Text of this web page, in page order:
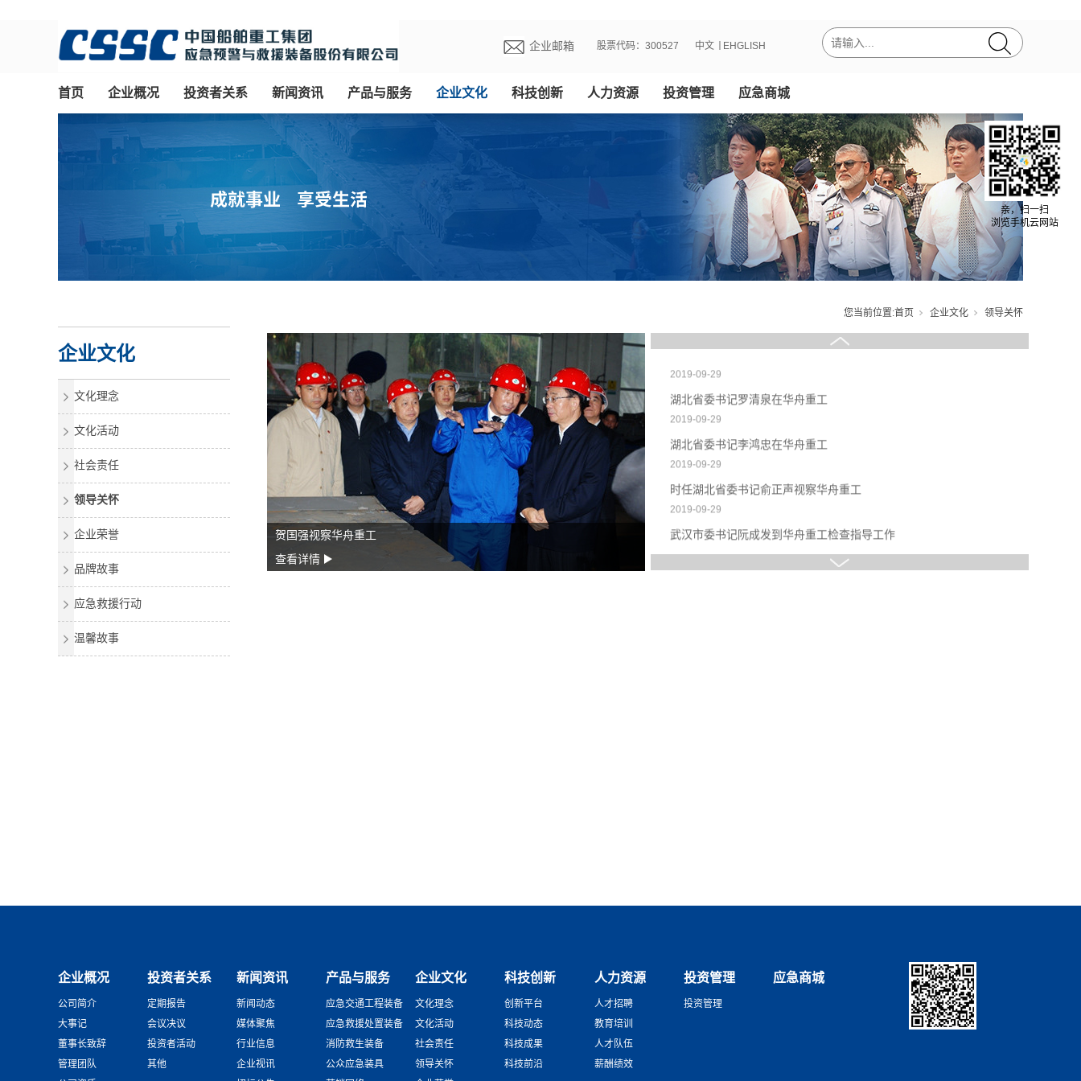
企业邮箱 股票代码：300527 EHGLISH
中文
首页 企业概况 投资者关系 新闻资讯 产品与服务 企业文化 科技创新 人力资源 投资管理 应急商城
您当前位置:首页 企业文化 领导关怀
企业文化
文化理念
文化活动
社会责任
领导关怀
企业荣誉
品牌故事
应急救援行动
温馨故事
华舟重工检查指导工作
贺国强视察华舟重工
查看详情
湖北省委书记罗清泉在华舟重工
2019-09-29
武汉市委书记阮成发到华舟重工检查指导工作
2019-09-29
贺国强视察华舟重工
2019-09-29
湖北省委书记罗清泉在华舟重工
2019-09-29
时任湖北省委书记俞正声视察华舟重工
2019-09-29
武汉市委书记阮成发到华舟重工检查指导工作
2019-09-29
贺国强视察华舟重工
2019-09-29
湖北省委书记罗清泉在华舟重工
2019-09-29
湖北省委书记李鸿忠在华舟重工
2019-09-29
时任湖北省委书记俞正声视察华舟重工
企业概况
公司简介
大事记
董事长致辞
管理团队
投资者关系
定期报告
会议决议
投资者活动
其他
新闻资讯
新闻动态
媒体聚焦
行业信息
企业视讯
产品与服务
应急交通工程装备
应急救援处置装备
消防救生装备
公众应急装具
企业文化
文化理念
文化活动
社会责任
领导关怀
科技创新
创新平台
科技动态
科技成果
科技前沿
人力资源
人才招聘
教育培训
人才队伍
薪酬绩效
投资管理
投资管理
应急商城
亲，扫一扫
浏览手机云网站